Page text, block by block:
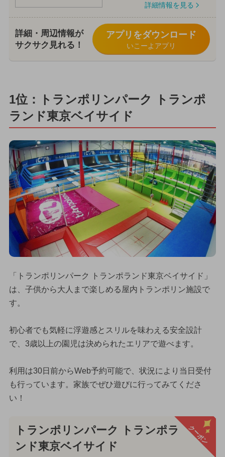
詳細情報を見る
詳細・周辺情報が
サクサク見れる！
アプリをダウンロード
いこーよアプリ
1位：トランポリンパーク トランポ
ランド東京ベイサイド
「トランポリンパーク トランポランド東京ベイサイド」
は、子供から大人まで楽しめる屋内トランポリン施設で
す。
初心者でも気軽に浮遊感とスリルを味わえる安全設計
で、3歳以上の園児は決められたエリアで遊べます。
利用は30日前からWeb予約可能で、状況により当日受付
も行っています。家族でぜひ遊びに行ってみてくださ
い！
クーポン
トランポリンパーク トランポラ
ンド東京ベイサイド